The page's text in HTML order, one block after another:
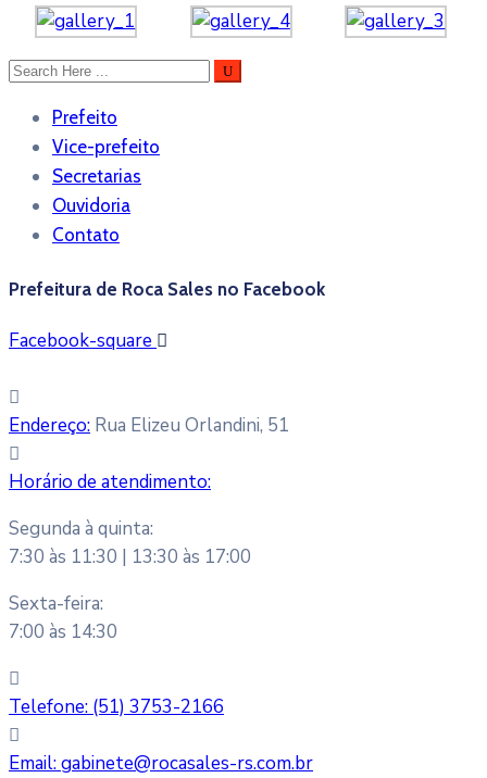
Prefeito
Vice-prefeito
Secretarias
Ouvidoria
Contato
Prefeitura de Roca Sales no Facebook
Facebook-square
Endereço: Rua Elizeu Orlandini, 51
Horário de atendimento:
Segunda à quinta:
7:30 às 11:30 | 13:30 às 17:00
Sexta-feira:
7:00 às 14:30
Telefone: (51) 3753-2166
Email:gabinete@rocasales-rs.com.br